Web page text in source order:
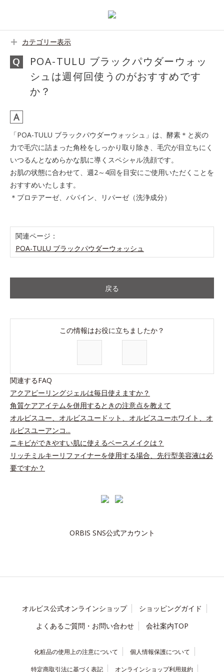
カテゴリー表示
POA-TULU ブラックパウダーウォッ
シュは週何回使うのがおすすめです
か？
「POA-TULU ブラックパウダーウォッシュ」は、酵素＊と炭の
力で毛穴に詰まった角栓をしっかり取り除き、毛穴が目立ちにく
いつるんとなめらかな肌に導くスペシャル洗顔です。
お肌の状態に合わせて、週2～4回を目安にご使用いただくことを
おすすめいたします。
＊プロテアーゼ、パパイン、リパーゼ（洗浄成分）
関連ページ：
POA-TULU ブラックパウダーウォッシュ
戻る
この情報はお役に立ちましたか？
関連するFAQ
アクアピーリングジェルは毎日使えますか？
角質ケアアイテムを併用するときの注意点を教えて
オルビスユー、オルビスユードット、オルビスユーホワイト、オ
ルビスユーアンコ...
ニキビができやすい肌に使えるベースメイクは？
リッチミルキーリファイナーを使用する場合、先行型美容液は必
要ですか？
ORBIS SNS公式アカウント
オルビス公式オンラインショップ
ショッピングガイド
よくあるご質問・お問い合わせ
会社案内TOP
化粧品の使用上の注意について 個人情報保護について
特定商取引法に基づく表記 オンラインショップ利用規約